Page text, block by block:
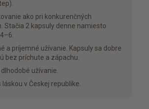
ako pri konkurenčných
Stačia 2 kapsuly denne namiesto
a príjemné užívanie. Kapsuly sa dobre
bez príchute a zápachu.
užívanie.
láskou v Českej republike.